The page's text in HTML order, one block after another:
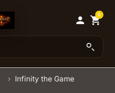
 shopping_cart
0
Infinity the Game